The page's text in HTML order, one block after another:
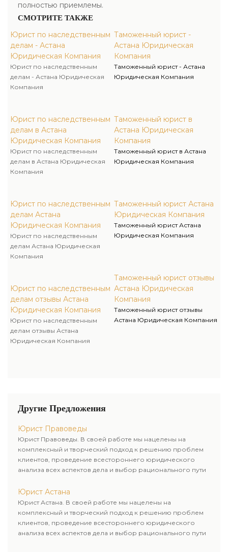
полностью приемлемы.
СМОТРИТЕ ТАКЖЕ
Юрист по наследственным
делам - Астана
Юридическая Компания
Юрист по наследственным
делам - Астана Юридическая
Компания
Юрист по наследственным
делам в Астана
Юридическая Компания
Юрист по наследственным
делам в Астана Юридическая
Компания
Юрист по наследственным
делам Астана
Юридическая Компания
Юрист по наследственным
делам Астана Юридическая
Компания
Юрист по наследственным
делам отзывы Астана
Юридическая Компания
Юрист по наследственным
делам отзывы Астана
Юридическая Компания
Таможенный юрист -
Астана Юридическая
Компания
Таможенный юрист - Астана
Юридическая Компания
Таможенный юрист в
Астана Юридическая
Компания
Таможенный юрист в Астана
Юридическая Компания
Таможенный юрист Астана
Юридическая Компания
Таможенный юрист Астана
Юридическая Компания
Таможенный юрист отзывы
Астана Юридическая
Компания
Таможенный юрист отзывы
Астана Юридическая Компания
Другие Предложения
Юрист Правоведы
Юрист Правоведы. В своей работе мы нацелены на
комплексный и творческий подход к решению проблем
клиентов, проведение всестороннего юридического
анализа всех аспектов дела и выбор рационального пути
Юрист Астана
Юрист Астана. В своей работе мы нацелены на
комплексный и творческий подход к решению проблем
клиентов, проведение всестороннего юридического
анализа всех аспектов дела и выбор рационального пути